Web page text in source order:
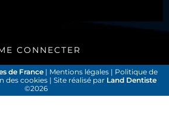
CONNECTER
de France| Mentions légales | Politique de
des cookies| Site réalisé par Land Dentiste
©2026